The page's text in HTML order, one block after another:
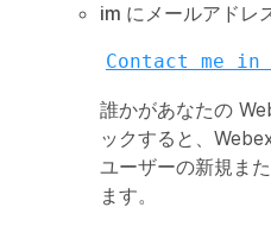
im にメールアドレ
Contact me in
誰かがあなたの
ックすると、
ユーザーの新規ま
ます。